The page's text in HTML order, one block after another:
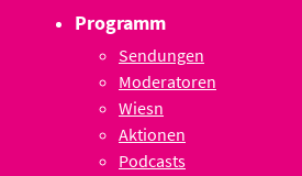
Programm
Sendungen
Moderatoren
Wiesn
Aktionen
Podcasts